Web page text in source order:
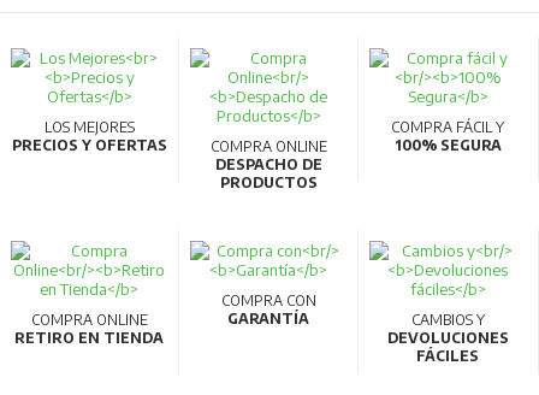
LOS MEJORES
PRECIOS Y OFERTAS
COMPRA ONLINE
DESPACHO DE
PRODUCTOS
COMPRA FÁCIL Y
100% SEGURA
COMPRA ONLINE
RETIRO EN TIENDA
COMPRA CON
GARANTÍA
CAMBIOS Y
DEVOLUCIONES
FÁCILES